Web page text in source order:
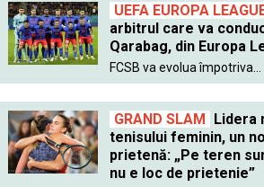
UEFA EUROPA
arbitrul care va
Qarabag, din Europa
FCSB va evolua împotriva...
GRAND SLAM Lidera
tenisului feminin, un
prietenă: „Pe teren
nu e loc de prietenie”